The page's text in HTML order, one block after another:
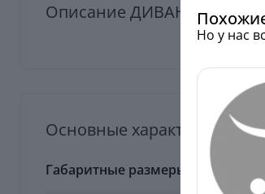
Описание ДИВАН
Основные
Габаритные размеры
Но у нас